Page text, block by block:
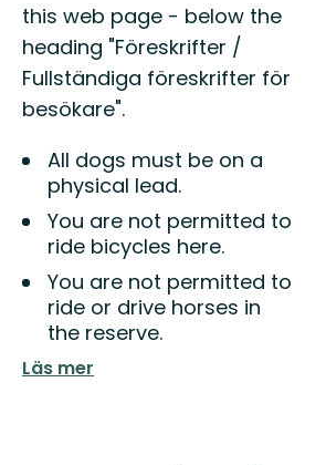
this web page - below the
heading "Föreskrifter /
Fullständiga föreskrifter för
besökare".
All dogs must be on a
physical lead.
You are not permitted to
ride bicycles here.
You are not permitted to
ride or drive horses in
the reserve.
Läs mer